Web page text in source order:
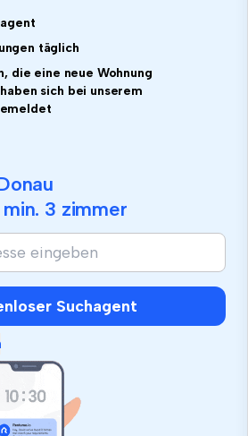
täglich
die eine neue Wohnung
sich bei unserem
3 zimmer
Suchagent